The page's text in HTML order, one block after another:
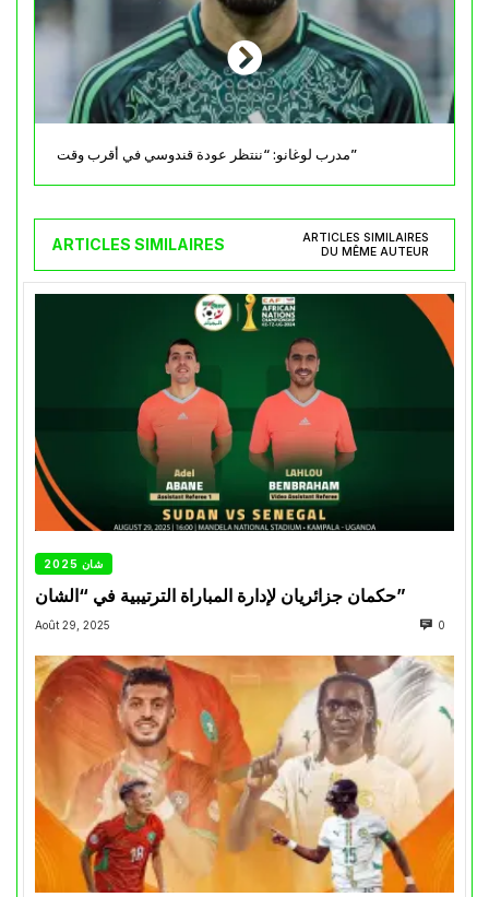
مدرب لوغانو: “ننتظر عودة قندوسي في أقرب وقت”
ARTICLES SIMILAIRES
ARTICLES SIMILAIRES
DU MÊME AUTEUR
شان 2025
حكمان جزائريان لإدارة المباراة الترتيبية في “الشان”
Août 29, 2025 0